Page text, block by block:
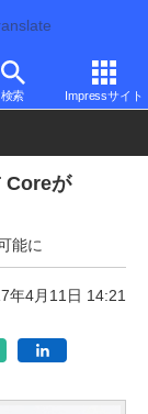
検索 Impressサイト
Coreが
能に
年4月11日 14:21